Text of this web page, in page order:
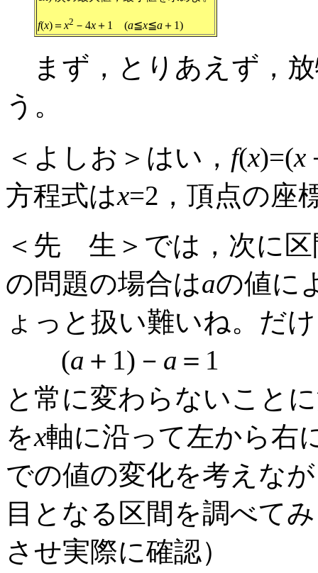
f(x)＝ x2 －4x＋1 (a≦x≦a＋1)
まず，とりあえず，
う。
＜よしお＞はい， f(x)=(x
方程式はx=2，頂点の座
＜先 生＞では，次に
の問題の場合はaの値に
ょっと扱い難いね。だ
(a ＋1)－ a ＝1
と常に変わらないこと
をx軸に沿って左から右
での値の変化を考えな
目となる区間を調べて
させ実際に確認）